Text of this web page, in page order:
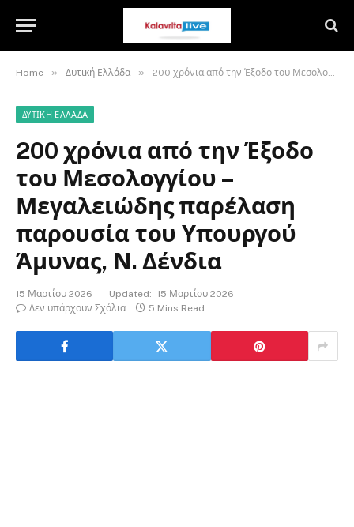
Home » Δυτική Ελλάδα » 200 χρόνια από την Έξοδο του Μεσολογγίου – Μεγαλειώδης παρέλαση παρουσία του Υπουργού Άμυνας, Ν. Δένδια
ΔΥΤΙΚΉ ΕΛΛΆΔΑ
200 χρόνια από την Έξοδο
του Μεσολογγίου –
Μεγαλειώδης παρέλαση
παρουσία του Υπουργού
Άμυνας, Ν. Δένδια
15 Μαρτίου 2026 Updated: 15 Μαρτίου 2026
Δεν υπάρχουν Σχόλια
5 Mins Read